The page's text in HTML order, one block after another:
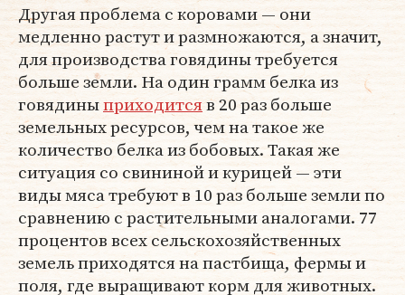
Другая проблема с коровами — они
медленно растут и размножаются, а значит,
для производства говядины требуется
больше земли. На один грамм белка из
говядиныприходитсяв 20 раз больше
земельных ресурсов, чем на такое же
количество белка из бобовых. Такая же
ситуация со свининой и курицей — эти
виды мяса требуют в 10 раз больше земли по
сравнению с растительными аналогами. 77
процентов всех сельскохозяйственных
земель приходятся на пастбища, фермы и
поля, где выращивают корм для животных.